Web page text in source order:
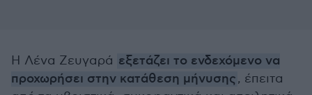
Η Λένα Ζευγαρά εξετάζει το ενδεχόμενο να
προχωρήσει στην κατάθεση μήνυσης, έπειτα